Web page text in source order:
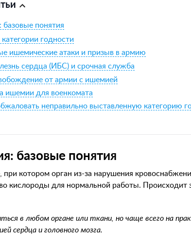
понятия
годности
ишемические атаки и призыв в армию
сердца (ИБС) и срочная служба
от армии с ишемией
ишемии для военкомата
неправильно выставленную категорию
базовые понятия
при котором орган из-за нарушения
кислороды для нормальной работы. Происходит
в любом органе или ткани, но чаще всего на
сердца и головного мозга.